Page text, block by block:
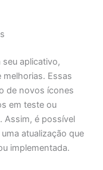
aplicativo,
Essas
de novos ícones
em teste ou
Assim, é possível
atualização que
implementada.